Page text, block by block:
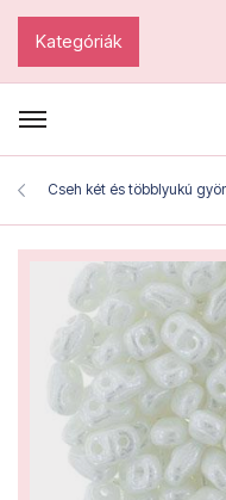
Kategóriák
Cseh két és többlyukú